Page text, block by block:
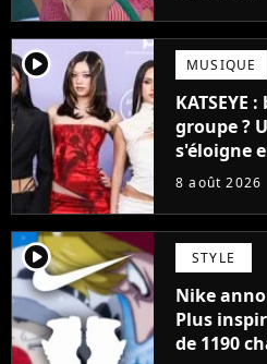
player2 MUSIQUE
groupe ?
s'éloigne
cette
8 août 2026
player2 STYLE
Nike
Plus
de 1190